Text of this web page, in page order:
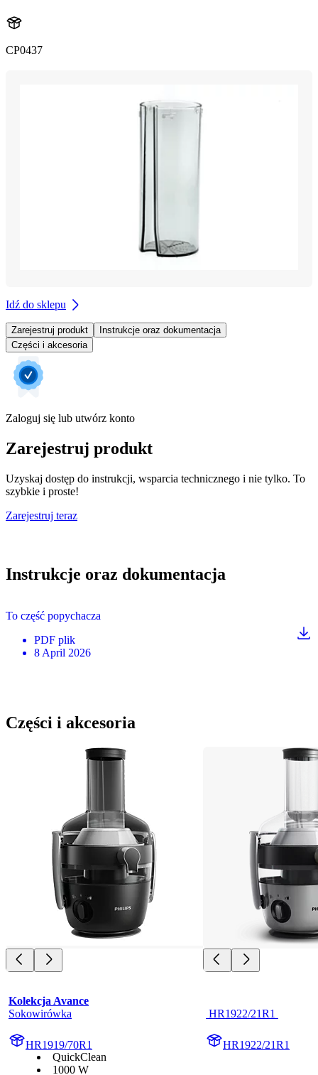
CP0437
Idź do sklepu
Zarejestruj produkt
Instrukcje oraz dokumentacja
Części i akcesoria
Zaloguj się lub utwórz konto
Zarejestruj produkt
Uzyskaj dostęp do instrukcji, wsparcia technicznego i nie tylko. To
szybkie i proste!
Zarejestruj teraz
Instrukcje oraz dokumentacja
To część popychacza
PDF plik
8 April 2026
Części i akcesoria
Kolekcja Avance
Sokowirówka
HR1919/70R1
QuickClean
1000 W
HR1922/21R1
HR1922/21R1